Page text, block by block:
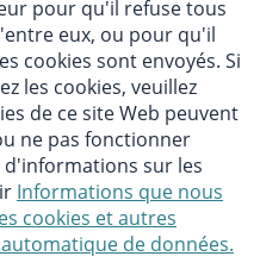
pour qu'il refuse tous
eux, ou pour qu'il
cookies sont envoyés. Si
les cookies, veuillez
de ce site Web peuvent
ne pas fonctionner
sur les
Informations que nous
cookies et autres
de données.